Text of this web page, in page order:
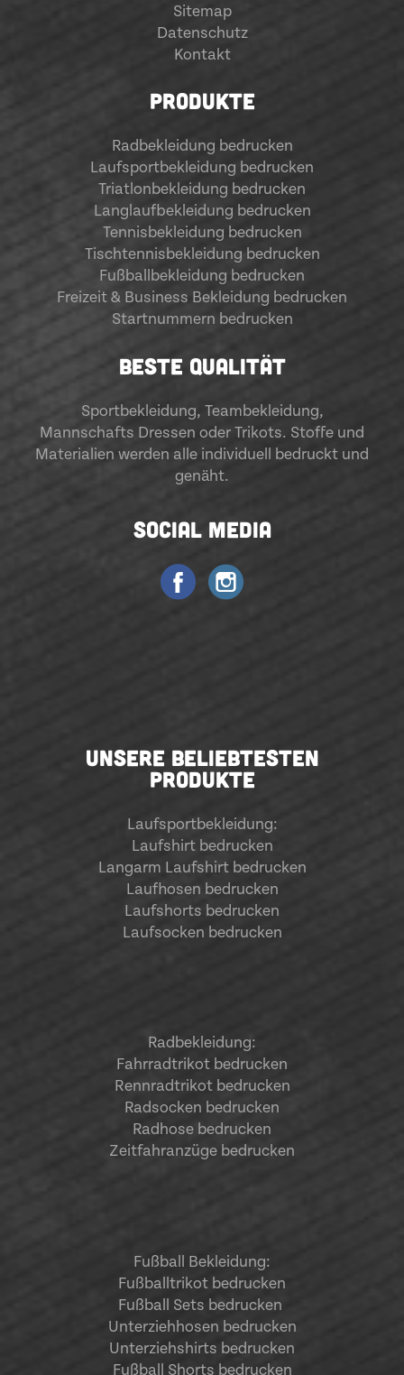
Sitemap
Datenschutz
Kontakt
PRODUKTE
Radbekleidung bedrucken
Laufsportbekleidung bedrucken
Triatlonbekleidung bedrucken
Langlaufbekleidung bedrucken
Tennisbekleidung bedrucken
Tischtennisbekleidung bedrucken
Fußballbekleidung bedrucken
Freizeit & Business Bekleidung bedrucken
Startnummern bedrucken
BESTE QUALITÄT
Sportbekleidung, Teambekleidung,
Mannschafts Dressen oder Trikots. Stoffe und
Materialien werden alle individuell bedruckt und
genäht.
SOCIAL MEDIA
UNSERE BELIEBTESTEN
PRODUKTE
Laufsportbekleidung:
Laufshirt bedrucken
Langarm Laufshirt bedrucken
Laufhosen bedrucken
Laufshorts bedrucken
Laufsocken bedrucken
Radbekleidung:
Fahrradtrikot bedrucken
Rennradtrikot bedrucken
Radsocken bedrucken
Radhose bedrucken
Zeitfahranzüge bedrucken
Fußball Bekleidung:
Fußballtrikot bedrucken
Fußball Sets bedrucken
Unterziehhosen bedrucken
Unterziehshirts bedrucken
Fußball Shorts bedrucken